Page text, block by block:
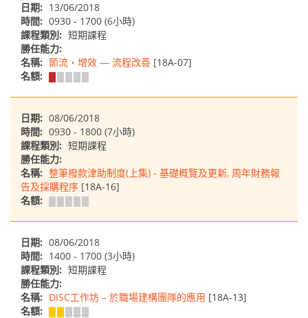
日期: 13/06/2018
時間: 0930 - 1700 (6小時)
課程類別: 短期課程
勝任能力:
名稱: 節流‧增效 — 流程改善 [18A-07]
名額:
日期: 08/06/2018
時間: 0930 - 1800 (7小時)
課程類別: 短期課程
勝任能力:
名稱: 整筆撥款津助制度(上集) - 基礎概覽及更新, 周年財務報
告及採購程序 [18A-16]
名額:
日期: 08/06/2018
時間: 1400 - 1700 (3小時)
課程類別: 短期課程
勝任能力:
名稱: DISC工作坊 – 於職場建構團隊的應用 [18A-13]
名額: